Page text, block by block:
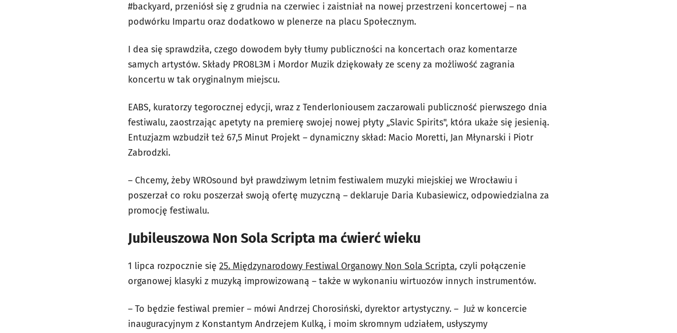
#backyard, przeniósł się z grudnia na czerwiec i zaistniał na nowej przestrzeni koncertowej – na
podwórku Impartu oraz dodatkowo w plenerze na placu Społecznym.
I dea się sprawdziła, czego dowodem były tłumy publiczności na koncertach oraz komentarze
samych artystów. Składy PRO8L3M i Mordor Muzik dziękowały ze sceny za możliwość zagrania
koncertu w tak oryginalnym miejscu.
EABS, kuratorzy tegorocznej edycji, wraz z Tenderloniousem zaczarowali publiczność pierwszego dnia
festiwalu, zaostrzając apetyty na premierę swojej nowej płyty „Slavic Spirits", która ukaże się jesienią.
Entuzjazm wzbudził też 67,5 Minut Projekt – dynamiczny skład: Macio Moretti, Jan Młynarski i Piotr
Zabrodzki.
– Chcemy, żeby WROsound był prawdziwym letnim festiwalem muzyki miejskiej we Wrocławiu i
poszerzał co roku poszerzał swoją ofertę muzyczną – deklaruje Daria Kubasiewicz, odpowiedzialna za
promocję festiwalu.
Jubileuszowa Non Sola Scripta ma ćwierć wieku
1 lipca rozpocznie się 25. Międzynarodowy Festiwal Organowy Non Sola Scripta, czyli połączenie
organowej klasyki z muzyką improwizowaną – także w wykonaniu wirtuozów innych instrumentów.
– To będzie festiwal premier – mówi Andrzej Chorosiński, dyrektor artystyczny. – Już w koncercie
inauguracyjnym z Konstantym Andrzejem Kulką, i moim skromnym udziałem, usłyszymy